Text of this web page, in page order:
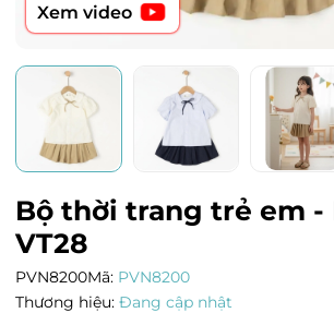
Xem video
Bộ thời trang trẻ em -
VT28
PVN8200Mã: PVN8200
Thương hiệu: Đang cập nhật